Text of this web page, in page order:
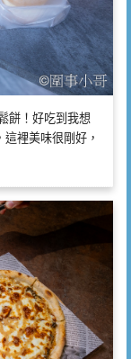
餅！好吃到我想
裡美味很剛好，